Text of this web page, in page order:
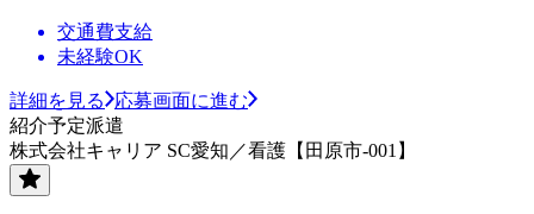
交通費支給
未経験OK
詳細を見る
応募画面に進む
紹介予定派遣
株式会社キャリア SC愛知／看護【田原市-001】